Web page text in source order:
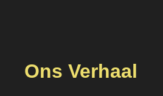
Ons Verhaal